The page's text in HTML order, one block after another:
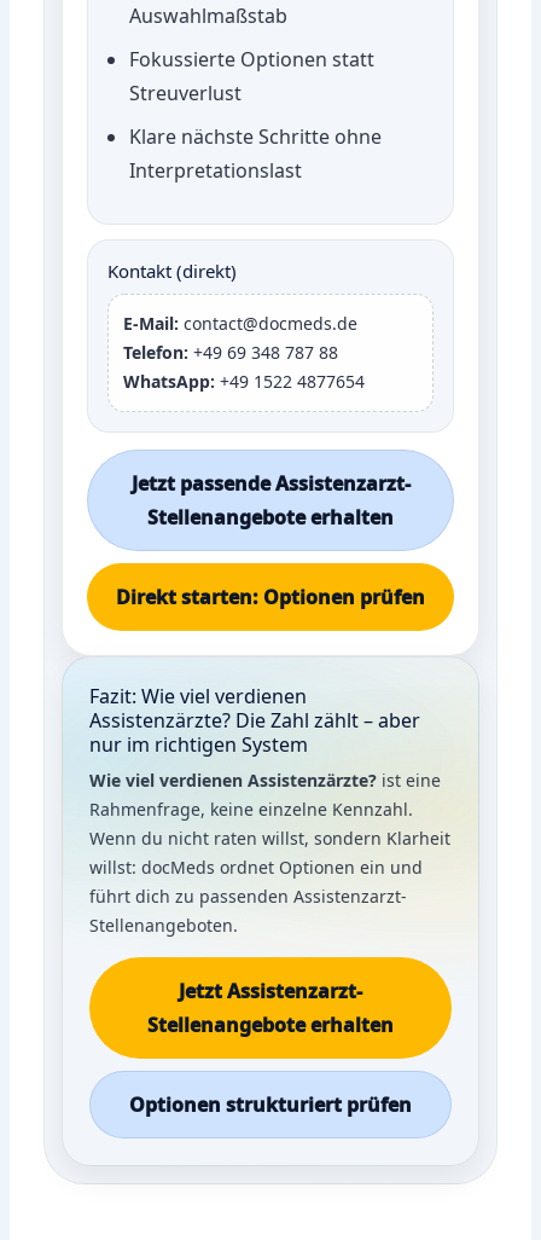
Auswahlmaßstab
Fokussierte Optionen statt
Streuverlust
Klare nächste Schritte ohne
Interpretationslast
Kontakt (direkt)
E-Mail: contact@docmeds.de
Telefon: +49 69 348 787 88
WhatsApp: +49 1522 4877654
Jetzt passende Assistenzarzt-
Stellenangebote erhalten
Direkt starten: Optionen prüfen
Fazit: Wie viel verdienen
Assistenzärzte? Die Zahl zählt – aber
nur im richtigen System
Wie viel verdienen Assistenzärzte? ist eine
Rahmenfrage, keine einzelne Kennzahl.
Wenn du nicht raten willst, sondern Klarheit
willst: docMeds ordnet Optionen ein und
führt dich zu passenden Assistenzarzt-
Stellenangeboten.
Jetzt Assistenzarzt-
Stellenangebote erhalten
Optionen strukturiert prüfen